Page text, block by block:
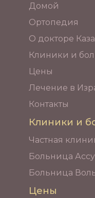
Домой
Ортопедия
О докторе
Клиники и
Цены
Лечение в
Контакты
Клиники и
Частная
Больница
Больница
Цены